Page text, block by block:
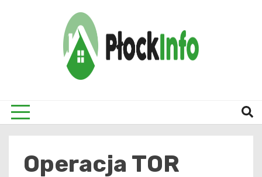
Operacja TOR